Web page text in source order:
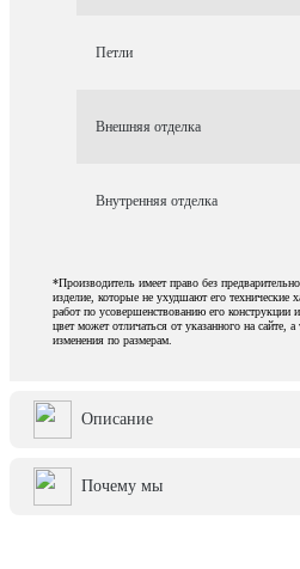
Петли
Внешняя отделка
Внутренняя отделка
*Производитель имеет право без
изделие, которые не ухудшают его технические
работ по усовершенствованию его конструкции
цвет может отличаться от указанного на сайте,
изменения по размерам.
Описание
Почему мы